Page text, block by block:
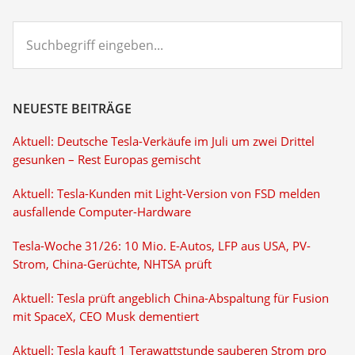
eingeben...
NEUESTE BEITRÄGE
Aktuell: Deutsche Tesla-Verkäufe im Juli um zwei Drittel
gesunken – Rest Europas gemischt
Aktuell: Tesla-Kunden mit Light-Version von FSD melden
ausfallende Computer-Hardware
Tesla-Woche 31/26: 10 Mio. E-Autos, LFP aus USA, PV-
Strom, China-Gerüchte, NHTSA prüft
Aktuell: Tesla prüft angeblich China-Abspaltung für Fusion
mit SpaceX, CEO Musk dementiert
Aktuell: Tesla kauft 1 Terawattstunde sauberen Strom pro